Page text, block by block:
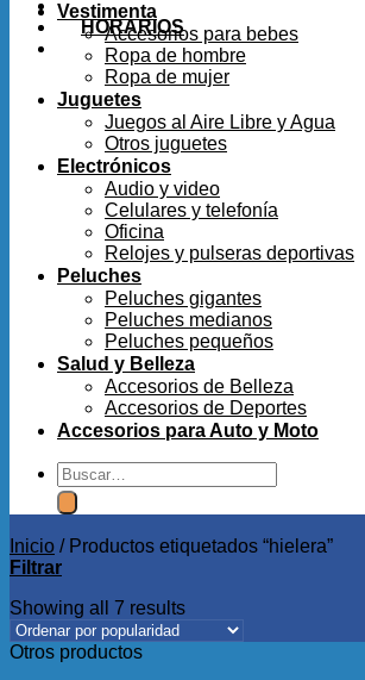
HORARIOS
Vestimenta
Accesorios para bebes
Ropa de hombre
Ropa de mujer
Juguetes
Juegos al Aire Libre y Agua
Otros juguetes
Electrónicos
Audio y video
Celulares y telefonía
Oficina
Relojes y pulseras deportivas
Peluches
Peluches gigantes
Peluches medianos
Peluches pequeños
Salud y Belleza
Accesorios de Belleza
Accesorios de Deportes
Accesorios para Auto y Moto
Buscar
por:
Inicio /Productos etiquetados “hielera”
Filtrar
Showing all 7 results
Otros productos